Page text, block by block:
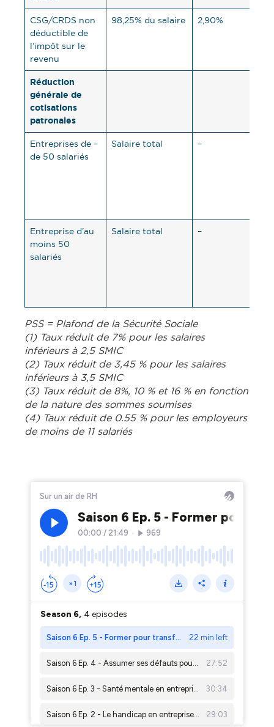
CSG/CRDS non
déductible de
l’impôt sur le
revenu
98,25% du salaire 2,90%
Réduction
générale de
cotisations
patronales
Entreprises de –
de 50 salariés
Salaire total –
Entreprise d’au
moins 50
salariés
Salaire total –
PSS = Plafond de la Sécurité Sociale
(1) Taux réduit de 7% pour les salaires
inférieurs à 2,5 SMIC
(2) Taux réduit de 3,45 % pour les salaires
inférieurs à 3,5 SMIC
(3) Taux réduit de 8%, 10 % et 16 % en fonction
de la nature des sommes soumises
(4) Taux réduit de 0.55 % pour les employeurs
de moins de 11 salariés